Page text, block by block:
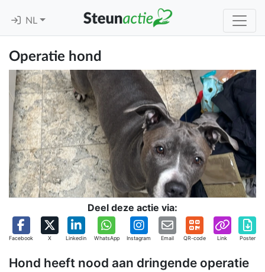
NL
Operatie hond
Deel deze actie via:
Facebook X Linkedin WhatsApp Instagram Email QR-code Link Poster
Hond heeft nood aan dringende operatie